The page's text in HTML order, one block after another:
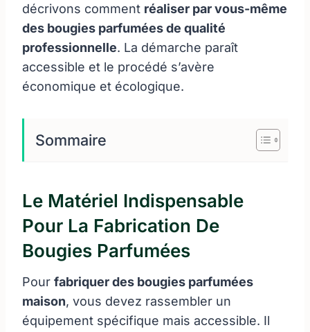
décrivons comment réaliser par vous-même
des bougies parfumées de qualité
professionnelle. La démarche paraît
accessible et le procédé s’avère
économique et écologique.
Sommaire
Le Matériel Indispensable
Pour La Fabrication De
Bougies Parfumées
Pour fabriquer des bougies parfumées
maison, vous devez rassembler un
équipement spécifique mais accessible. Il